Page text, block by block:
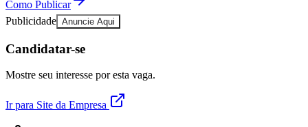
Para Sua Empresa
Guia de Empresas
Hub de Negócios
Selo Verificado
Como Publicar
Publicidade Anuncie Aqui
Candidatar-se
Mostre seu interesse por esta vaga.
Ir para Site da Empresa